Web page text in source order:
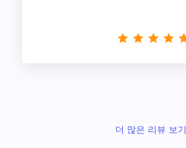
더 많은 리뷰 보기